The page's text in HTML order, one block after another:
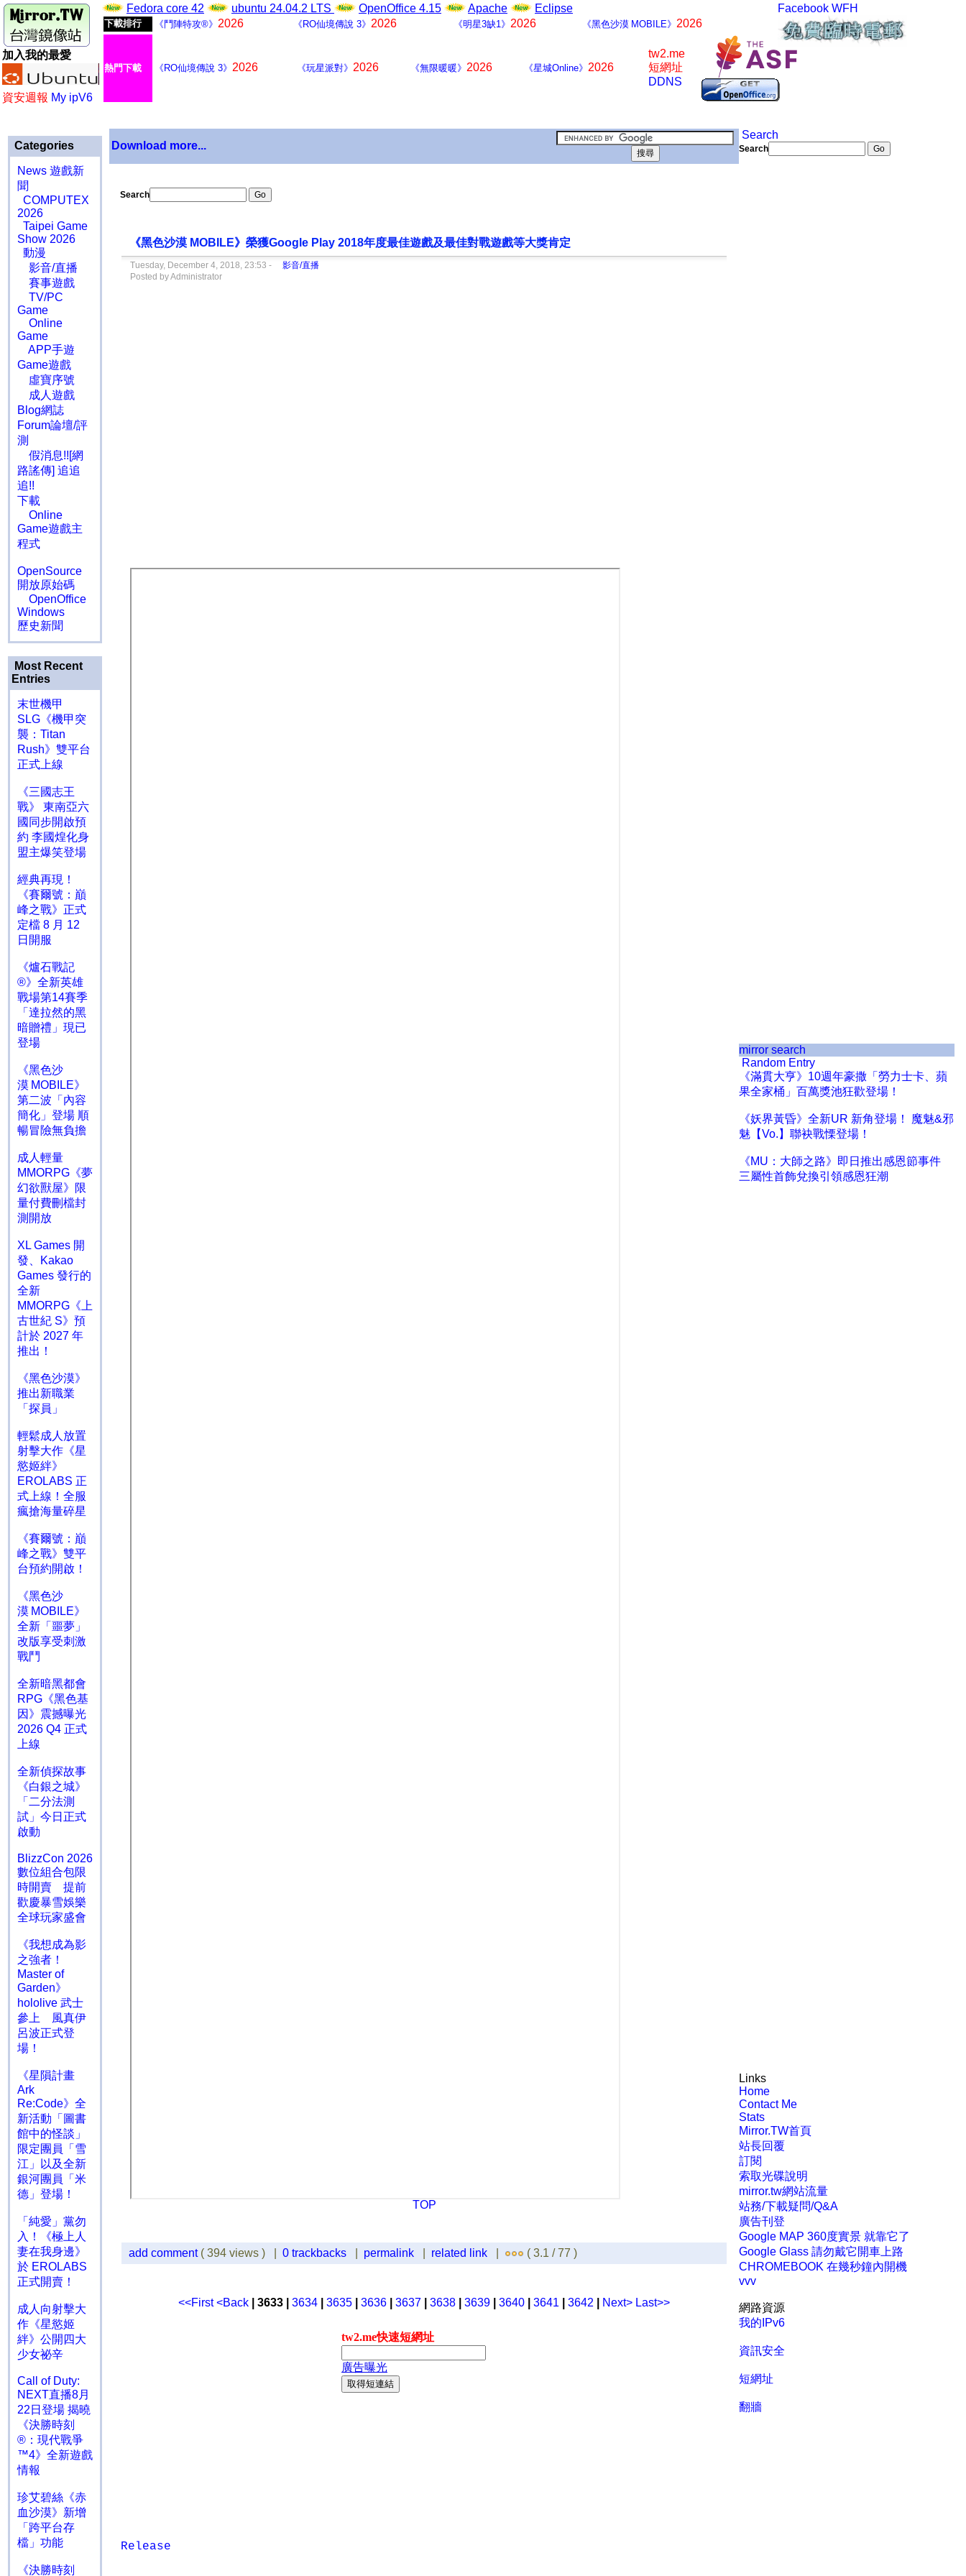
加入我的最愛
資安週報 My ipV6
Fedora core 42 ubuntu 24.04.2 LTS OpenOffice 4.15 Apache Eclipse
下載排行 《鬥陣特攻®》 2026 《RO仙境傳說 3》 2026 《明星3缺1》 2026 《黑色沙漠 MOBILE》 2026
熱門下載 《RO仙境傳說 3》 2026 《玩星派對》 2026 《無限暖暖》 2026 《星城Online》 2026
tw2.me
短網址
DDNS
Facebook WFH
Categories
News 遊戲新
聞
COMPUTEX
2026
Taipei Game
Show 2026
動漫
影音/直播
賽事遊戲
TV/PC
Game
Online
Game
APP手遊
Game遊戲
虛寶序號
成人遊戲
Blog網誌
Forum論壇/評
測
假消息!![網
路謠傳] 追追
追!!
下載
Online
Game遊戲主
程式
OpenSource
開放原始碼
OpenOffice
Windows
歷史新聞
Most Recent
Entries
末世機甲
SLG《機甲突
襲：Titan
Rush》雙平台
正式上線
《三國志王
戰》 東南亞六
國同步開啟預
約 李國煌化身
盟主爆笑登場
經典再現！
《賽爾號：巔
峰之戰》正式
定檔 8 月 12
日開服
《爐石戰記
®》全新英雄
戰場第14賽季
「達拉然的黑
暗贈禮」現已
登場
《黑色沙
漠 MOBILE》
第二波「內容
簡化」登場 順
暢冒險無負擔
成人輕量
MMORPG《夢
幻欲獸屋》限
量付費刪檔封
測開放
XL Games 開
發、Kakao
Games 發行的
全新
MMORPG《上
古世紀 S》預
計於 2027 年
推出！
《黑色沙漠》
推出新職業
「探員」
輕鬆成人放置
射擊大作《星
慾姬絆》
EROLABS 正
式上線！全服
瘋搶海量碎星
《賽爾號：巔
峰之戰》雙平
台預約開啟！
《黑色沙
漠 MOBILE》
全新「噩夢」
改版享受刺激
戰鬥
全新暗黑都會
RPG《黑色基
因》震撼曝光
2026 Q4 正式
上線
全新偵探故事
《白銀之城》
「二分法測
試」今日正式
啟動
BlizzCon 2026
數位組合包限
時開賣 提前
歡慶暴雪娛樂
全球玩家盛會
《我想成為影
之強者！
Master of
Garden》
hololive 武士
參上 風真伊
呂波正式登
場！
《星隕計畫
Ark
Re:Code》全
新活動「圖書
館中的怪談」
限定團員「雪
江」以及全新
銀河團員「米
德」登場！
「純愛」黨勿
入！《極上人
妻在我身邊》
於 EROLABS
正式開賣！
成人向射擊大
作《星慾姬
絆》公開四大
少女祕辛
Call of Duty:
NEXT直播8月
22日登場 揭曉
《決勝時刻
®：現代戰爭
™4》全新遊戲
情報
珍艾碧絲《赤
血沙漠》新增
「跨平台存
檔」功能
《決勝時刻
Download more...
Search
《黑色沙漠 MOBILE》榮獲Google Play 2018年度最佳遊戲及最佳對戰遊戲等大獎肯定
Tuesday, December 4, 2018, 23:53 -
影音/直播
Posted by Administrator
TOP
add comment ( 394 views ) | 0 trackbacks permalink related link ( 3.1 / 77 )
<<First<Back | 3633 | 3634 3635 3636 3637 3638 3639 3640 3641 3642 Next> Last>>
Release
Search
Search
mirror search
Random Entry
《滿貫大亨》10週年豪撒「勞力士卡、蘋
果全家桶」百萬獎池狂歡登場！
《妖界黃昏》全新UR 新角登場！ 魔魅&邪
魅【Vo.】聯袂戰慄登場！
《MU：大師之路》即日推出感恩節事件
三屬性首飾兌換引領感恩狂潮
Links
Home
Contact Me
Stats
Mirror.TW首頁
站長回覆
訂閱
索取光碟說明
mirror.tw網站流量
站務/下載疑問/Q&A
廣告刊登
Google MAP 360度實景 就靠它了
Google Glass 請勿戴它開車上路
CHROMEBOOK 在幾秒鐘內開機
vvv
網路資源
我的IPv6
資訊安全
短網址
翻牆